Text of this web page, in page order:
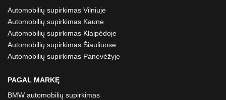
Automobilių supirkimas Vilniuje
Automobilių supirkimas Kaune
Automobilių supirkimas Klaipėdoje
Automobilių supirkimas Šiauliuose
Automobilių supirkimas Panevėžyje
PAGAL MARKĘ
BMW automobilių supirkimas